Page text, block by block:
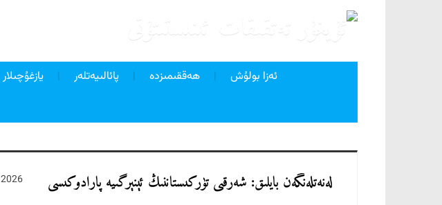
يازغۇچىلار پائالىيەتلەر ھەققىمىزدە
ئەزا بولۇش
لەنەتلەنگەن بايلىق: شەرقىي تۈركىستاننىڭ ئېنېرگىيە پارادوكىسى 2026-يىلى 21-يانۋار